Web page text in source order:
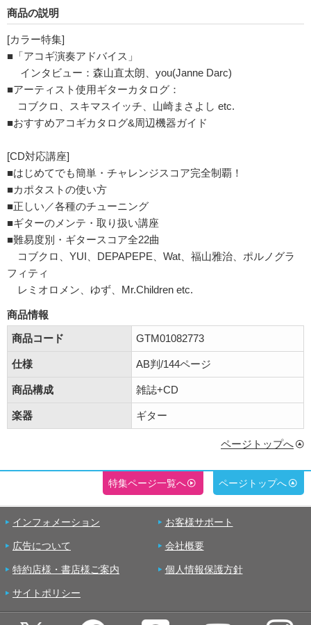
商品の説明
[カラー特集]
■「アコギ演奏アドバイス」
インタビュー：森山直太朗、you(Janne Darc)
■アーティスト使用ギターカタログ：
コブクロ、スキマスイッチ、山崎まさよし etc.
■おすすめアコギカタログ&周辺機器ガイド
[CD対応講座]
■はじめてでも簡単・チャレンジスコア完全制覇！
■カポタストの使い方
■正しい／各種のチューニング
■ギターのメンテ・取り扱い講座
■難易度別・ギタースコア全22曲
コブクロ、YUI、DEPAPEPE、Wat、福山雅治、ポルノグラ
フィティ
レミオロメン、ゆず、Mr.Children etc.
商品情報
商品コード
GTM01082773
仕様 AB判/144ページ
商品構成 雑誌+CD
楽器 ギター
ページトップへ
特集ページ一覧へ ページトップへ
インフォメーション お客様サポート
広告について 会社概要
特約店様・書店様ご案内 個人情報保護方針
サイトポリシー